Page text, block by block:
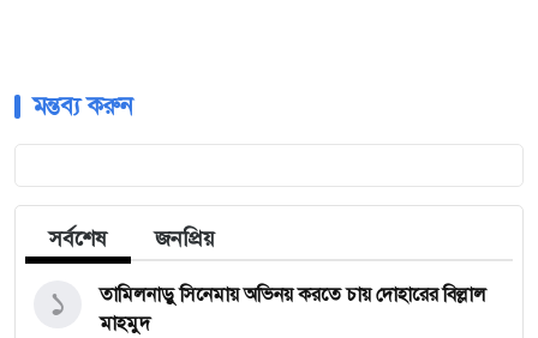
মন্তব্য করুন
সর্বশেষ জনপ্রিয়
তামিলনাড়ু সিনেমায় অভিনয় করতে চায় দোহারের বিল্লাল
মাহমুদ
১